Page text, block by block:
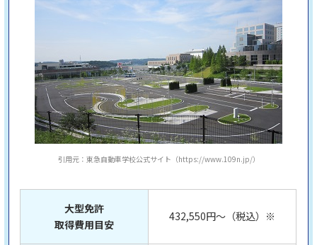
引用元：東急自動車学校公式サイト（https://www.109n.jp/）
大型免許
取得費用目安
432,550円～（税込）※